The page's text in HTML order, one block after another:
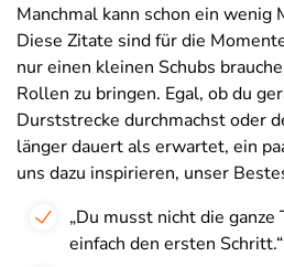
Manchmal kann schon ein
Diese Zitate sind für die
nur einen kleinen Schubs
Rollen zu bringen. Egal, ob du
Durststrecke durchmachst oder
länger dauert als erwartet, ein
uns dazu inspirieren, unser
„Du musst nicht die ganze
einfach den ersten